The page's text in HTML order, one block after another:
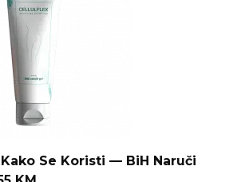
Se Koristi — BiH Naruči